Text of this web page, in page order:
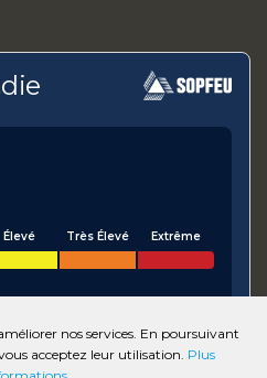
Élevé Très Élevé Extrême
nos services. En poursuivant
acceptez leur utilisation. Plus